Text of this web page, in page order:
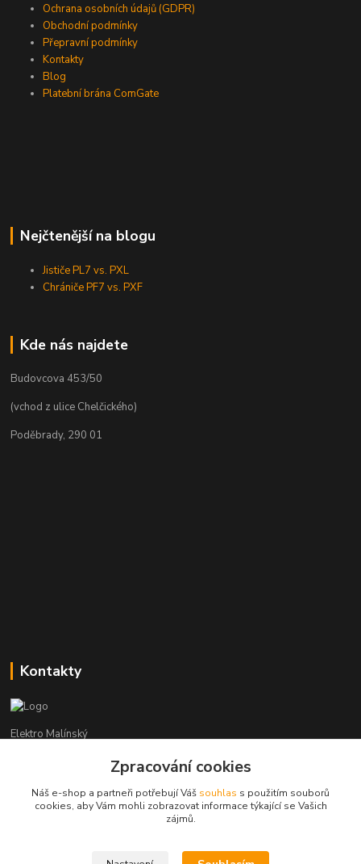
Ochrana osobních údajů (GDPR)
Obchodní podmínky
Přepravní podmínky
Kontakty
Blog
Platební brána ComGate
Nejčtenější na blogu
Jističe PL7 vs. PXL
Chrániče PF7 vs. PXF
Kde nás najdete
Budovcova 453/50
(vchod z ulice Chelčického)
Poděbrady, 290 01
Kontakty
Elektro Malínský
+420 608 255 160
(Po-Čt - 8:30-16:00, Pá - 8:30-14:00)
Zpracování cookies
Náš e-shop a partneři potřebují Váš souhlas s použitím souborů
cookies, aby Vám mohli zobrazovat informace týkající se Vašich
zájmů.